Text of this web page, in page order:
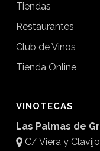
Tiendas
Restaurantes
Club de Vinos
Tienda Online
VINOTECAS
Las Palmas de
C/ Viera y